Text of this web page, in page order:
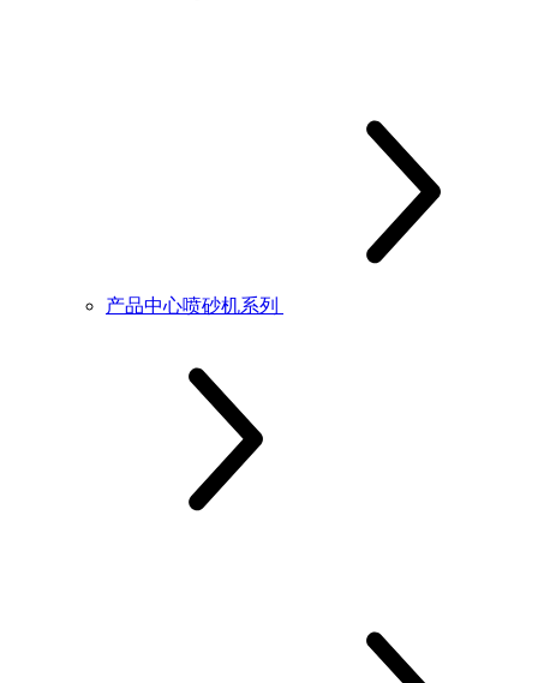
产品中心喷砂机系列